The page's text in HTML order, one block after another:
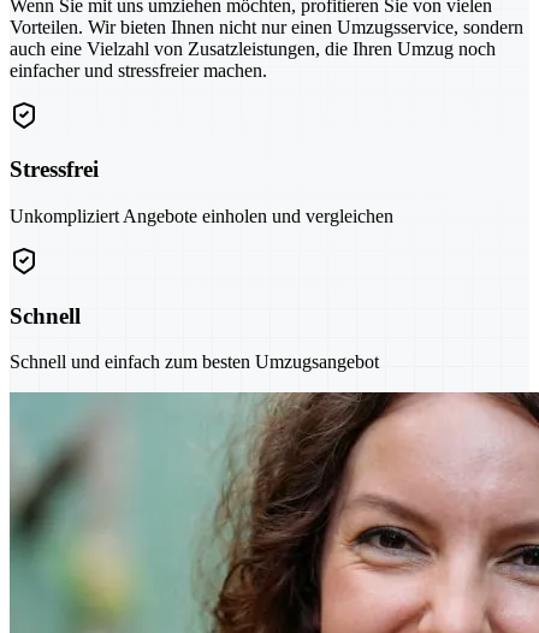
Wenn Sie mit uns umziehen möchten, profitieren Sie von vielen
Vorteilen. Wir bieten Ihnen nicht nur einen Umzugsservice, sondern
auch eine Vielzahl von Zusatzleistungen, die Ihren Umzug noch
einfacher und stressfreier machen.
Stressfrei
Unkompliziert Angebote einholen und vergleichen
Schnell
Schnell und einfach zum besten Umzugsangebot